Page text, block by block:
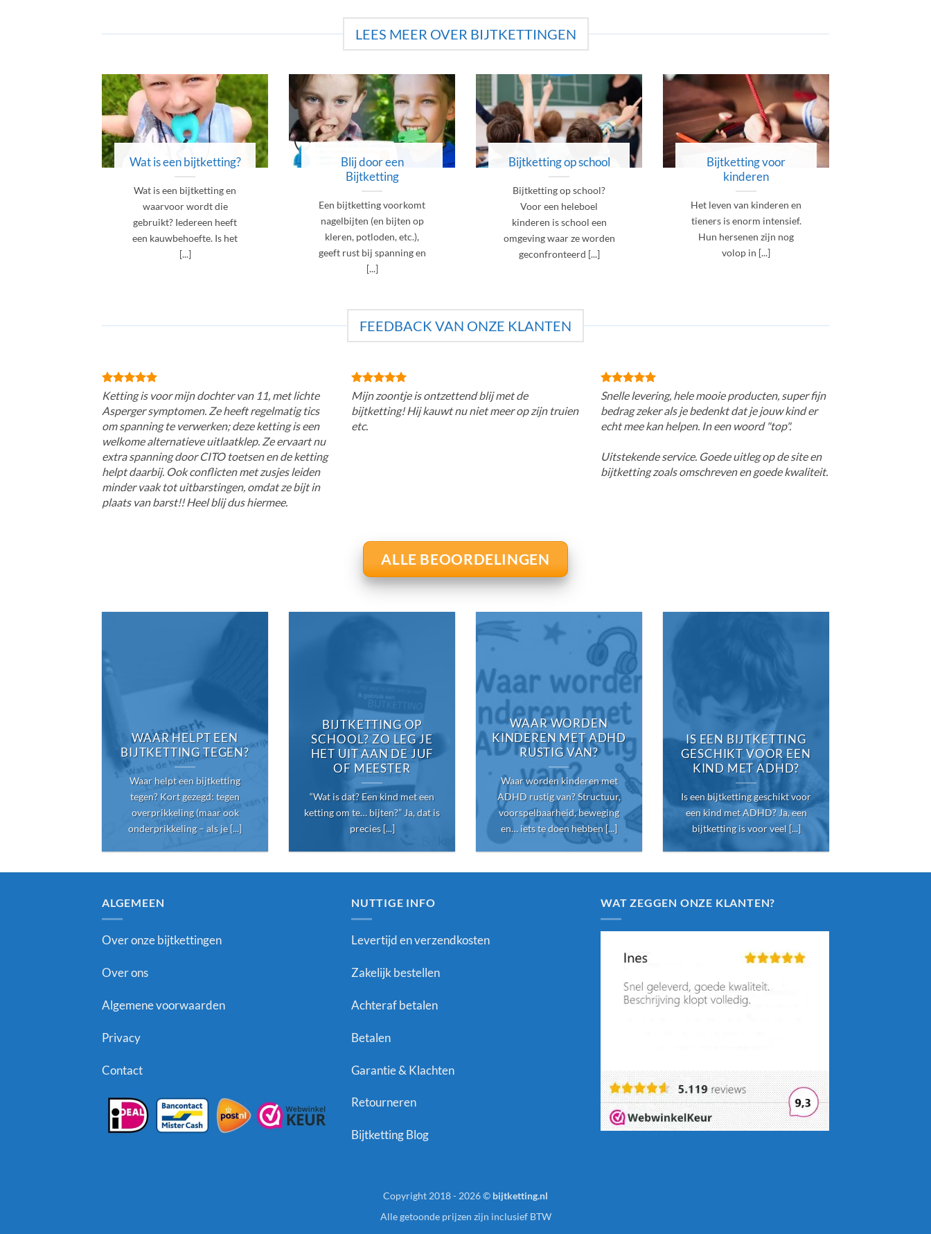
LEES MEER OVER BIJTKETTINGEN
Wat is een bijtketting?
Wat is een bijtketting en
waarvoor wordt die
gebruikt? Iedereen heeft
een kauwbehoefte. Is het
[...]
Blij door een
Bijtketting
Een bijtketting voorkomt
nagelbijten (en bijten op
kleren, potloden, etc.),
geeft rust bij spanning en
[...]
Bijtketting op school
Bijtketting op school?
Voor een heleboel
kinderen is school een
omgeving waar ze worden
geconfronteerd [...]
Bijtketting voor
kinderen
Het leven van kinderen en
tieners is enorm intensief.
Hun hersenen zijn nog
volop in [...]
FEEDBACK VAN ONZE KLANTEN
Ketting is voor mijn dochter van 11, met lichte
Asperger symptomen. Ze heeft regelmatig tics
om spanning te verwerken; deze ketting is een
welkome alternatieve uitlaatklep. Ze ervaart nu
extra spanning door CITO toetsen en de ketting
helpt daarbij. Ook conflicten met zusjes leiden
minder vaak tot uitbarstingen, omdat ze bijt in
plaats van barst!! Heel blij dus hiermee.
Mijn zoontje is ontzettend blij met de
bijtketting! Hij kauwt nu niet meer op zijn truien
etc.
Snelle levering, hele mooie producten, super fijn
bedrag zeker als je bedenkt dat je jouw kind er
echt mee kan helpen. In een woord "top".
Uitstekende service. Goede uitleg op de site en
bijtketting zoals omschreven en goede kwaliteit.
ALLE BEOORDELINGEN
WAAR HELPT EEN
BIJTKETTING TEGEN?
Waar helpt een bijtketting
tegen? Kort gezegd: tegen
overprikkeling (maar ook
onderprikkeling – als je [...]
BIJTKETTING OP
SCHOOL? ZO LEG JE
HET UIT AAN DE JUF
OF MEESTER
“Wat is dat? Een kind met een
ketting om te… bijten?” Ja, dat is
precies [...]
WAAR WORDEN
KINDEREN MET ADHD
RUSTIG VAN?
Waar worden kinderen met
ADHD rustig van? Structuur,
voorspelbaarheid, beweging
en… iets te doen hebben [...]
IS EEN BIJTKETTING
GESCHIKT VOOR EEN
KIND MET ADHD?
Is een bijtketting geschikt voor
een kind met ADHD? Ja, een
bijtketting is voor veel [...]
ALGEMEEN
Over onze bijtkettingen
Over ons
Algemene voorwaarden
Privacy
Contact
NUTTIGE INFO
Levertijd en verzendkosten
Zakelijk bestellen
Achteraf betalen
Betalen
Garantie & Klachten
Retourneren
Bijtketting Blog
WAT ZEGGEN ONZE KLANTEN?
Copyright 2018 - 2026 © bijtketting.nl
Alle getoonde prijzen zijn inclusief BTW